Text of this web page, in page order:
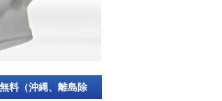
料（沖縄、離島除